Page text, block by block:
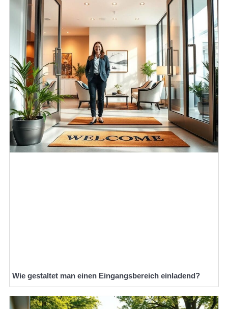
Wie gestaltet man einen Eingangsbereich einladend?